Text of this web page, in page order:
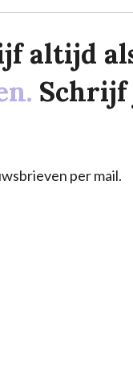
altijd
Schrijf
per mail.